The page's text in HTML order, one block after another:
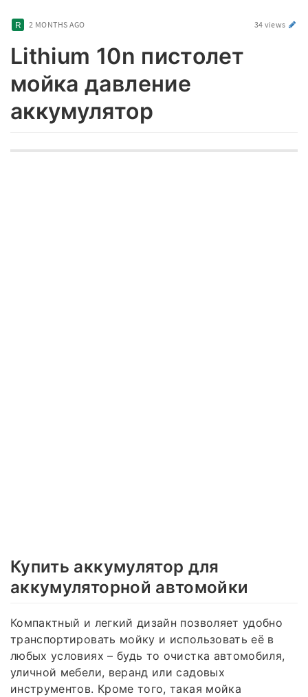
2 MONTHS AGO 34 views
Lithium 10n пистолет
мойка давление
аккумулятор
Купить аккумулятор для
аккумуляторной автомойки
Компактный и легкий дизайн позволяет удобно
транспортировать мойку и использовать её в
любых условиях – будь то очистка автомобиля,
уличной мебели, веранд или садовых
инструментов. Кроме того, такая мойка